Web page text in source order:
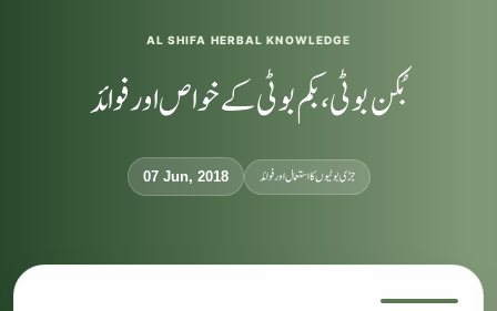
AL SHIFA HERBAL KNOWLEDGE
بُکن بوٹی، بکم بوٹی کے خواص اور فوائد
07 Jun, 2018 جڑی بوٹیوں کا استعمال اور فوائد